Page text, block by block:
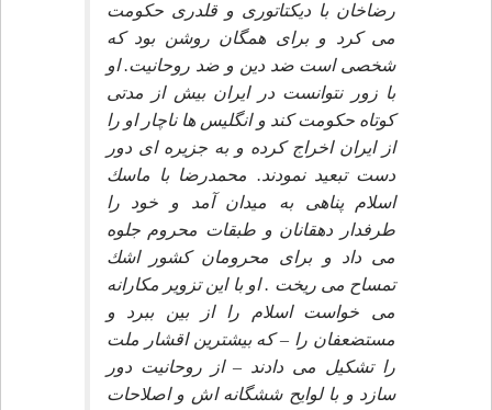
رضاخان با ديكتاتورى و قلدرى حكومت
مى كرد و براى همگان روشن بود كه
شخصى است ضد دين و ضد روحانيت. او
با زور نتوانست در ايران بيش از مدتى
كوتاه حكومت كند و انگليس ها ناچار او را
از ايران اخراج كرده و به جزيره اى دور
دست تبعيد نمودند. محمدرضا با ماسك
اسلام پناهى به ميدان آمد و خود را
طرفدار دهقانان و طبقات محروم جلوه
مى داد و براى محرومان كشور اشك
تمساح مى ريخت . او با اين تزوير مكارانه
مى خواست اسلام را از بين ببرد و
مستضعفان را – كه بيشترين اقشار ملت
را تشكيل مى دادند – از روحانيت دور
سازد و با لوايح ششگانه اش و اصلاحات